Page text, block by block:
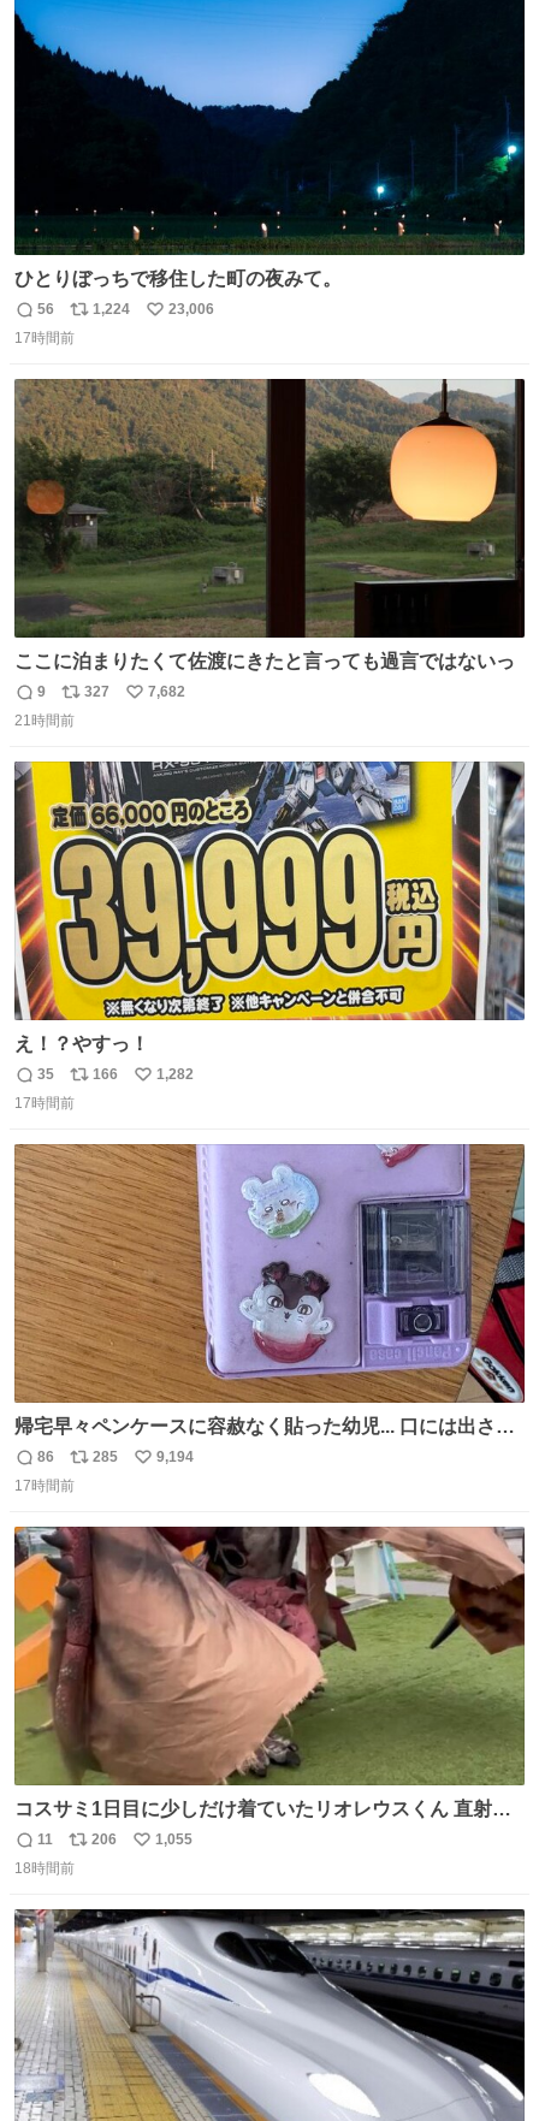
わ！！！！！！！！！！！！！！！！！！！！
ト
数
ひとりぼっちで移住した町の夜みて。
返
信
56
リ
ポ
ト
数
1,224
い
数
23,006
17時間前
ここに泊まりたくて佐渡にきたと言っても過言ではないっ
返
信
9
リ
ポ
ト
数
327
い
数
7,682
21時間前
え！？やすっ！
返
信
35
リ
ポ
ト
数
166
い
数
1,282
17時間前
帰宅早々ペンケースに容赦なく貼った幼児... 口には出さぬ
が勿体無い精神で心がざわつく.....ッ
返
信
86
リ
ポ
ト
数
285
い
数
9,194
17時間前
コスサミ1日目に少しだけ着ていたリオレウスくん 直射日
光下で暑すぎて疲労状態 火耐性15ではだめですね 適応珠
Lv1と耐火珠Lv3装備しないと真夏の名古屋は過ごせぬよう
返
信
11
リ
ポ
ト
数
206
い
数
1,055
18時間前